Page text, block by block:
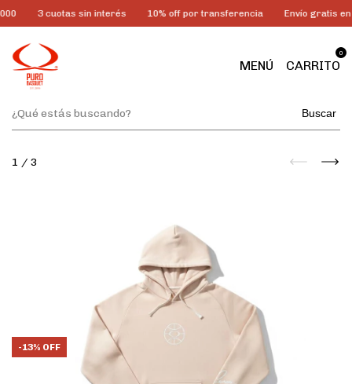
3 cuotas sin interés 10% off por transferencia Envío gratis en
MENÚ CARRITO
0
Buscar
1 / 3
-13% OFF